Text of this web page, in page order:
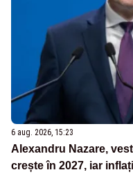
6 aug. 2026, 15:23
Alexandru Nazare,
crește în 2027, iar